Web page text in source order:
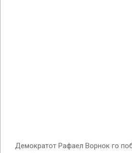
Демократот Рафаел Ворнок го